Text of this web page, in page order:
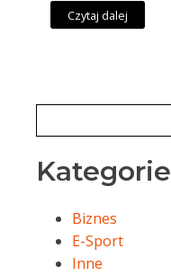
Czytaj dalej
Kategorie
Biznes
E-Sport
Inne